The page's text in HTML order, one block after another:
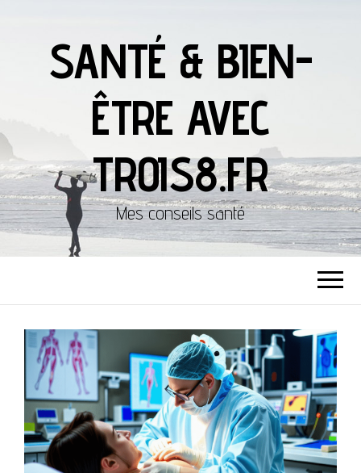
SANTÉ & BIEN-
ÊTRE AVEC
TROIS8.FR
Mes conseils santé